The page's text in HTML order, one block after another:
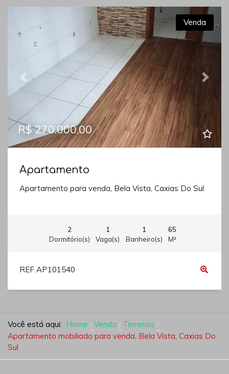
Previous Next
Venda
R$ 270.000,00
Apartamento
Apartamento para venda, Bela Vista, Caxias Do Sul
2
Dormitório(s)
1
Vaga(s)
1
Banheiro(s)
65
M²
REF AP101540
Você está aqui: Home Venda
Terrenos
Apartamento mobiliado para venda, Bela Vista, Caxias Do
Sul